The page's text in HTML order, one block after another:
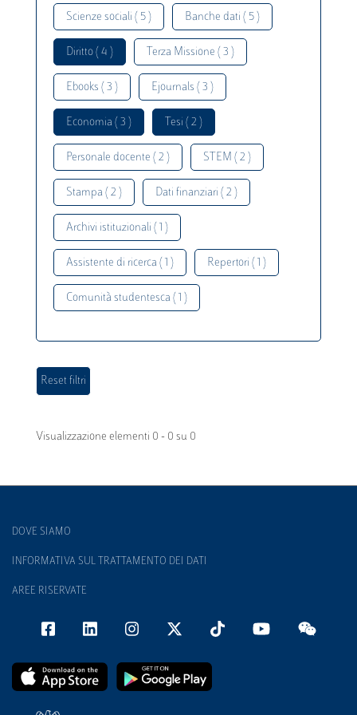
Scienze sociali ( 5 ) Banche dati ( 5 )
Diritto ( 4 ) Terza Missione ( 3 )
Ebooks ( 3 ) Ejournals ( 3 )
Economia ( 3 ) Tesi ( 2 )
Personale docente ( 2 ) STEM ( 2 )
Stampa ( 2 ) Dati finanziari ( 2 )
Archivi istituzionali ( 1 )
Assistente di ricerca ( 1 ) Repertori ( 1 )
Comunità studentesca ( 1 )
Visualizzazione elementi 0 - 0 su 0
DOVE SIAMO
INFORMATIVA SUL TRATTAMENTO DEI DATI
AREE RISERVATE